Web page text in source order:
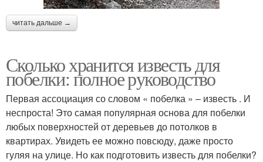
читать дальше →
Сколько хранится известь для
побелки: полное руководство
Первая ассоциация со словом « побелка » – известь . И
неспроста! Это самая популярная основа для побелки
любых поверхностей от деревьев до потолков в
квартирах. Увидеть ее можно повсюду, даже просто
гуляя на улице. Но как подготовить известь для побелки?